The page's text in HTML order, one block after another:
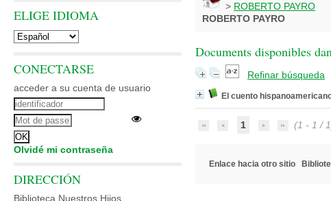
> ROBERTO PAYRO
ROBERTO PAYRO
Documents disponibles
Refinar búsqueda
El cuento
1 (1 - 1 /
Enlace hacia otro sitio
ELIGE IDIOMA
CONECTARSE
acceder a su cuenta de usuario
Olvidé mi contraseña
DIRECCIÓN
Biblioteca Nuestros Hijos